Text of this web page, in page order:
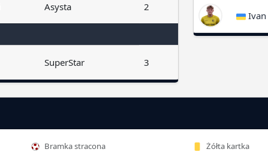
Asysta 2
SuperStar 3
Ivan
Bramka stracona Żółta kartka